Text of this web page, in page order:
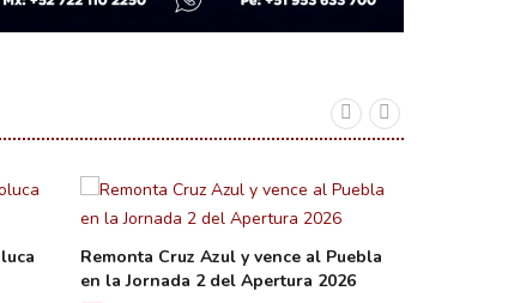
Remonta Cruz Azul y vence al Puebla
en la Jornada 2 del Apertura 2026